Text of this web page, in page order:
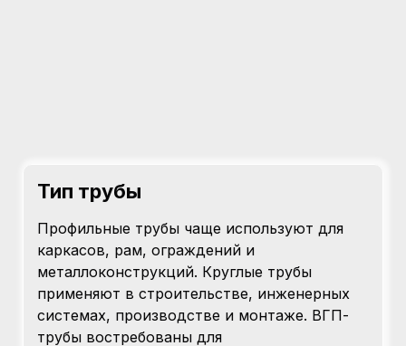
Тип трубы
Профильные трубы чаще используют для
каркасов, рам, ограждений и
металлоконструкций. Круглые трубы
применяют в строительстве, инженерных
системах, производстве и монтаже. ВГП-
трубы востребованы для